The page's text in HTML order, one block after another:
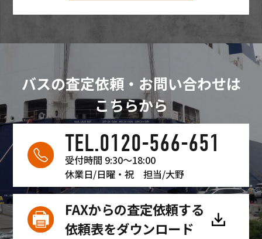
バスの査定依頼・お問い合わせは
こちらから
TEL.0120-566-651
受付時間 9:30〜18:00
休業日/日曜・祝 担当/大野
FAXからの査定依頼する
依頼表をダウンロード